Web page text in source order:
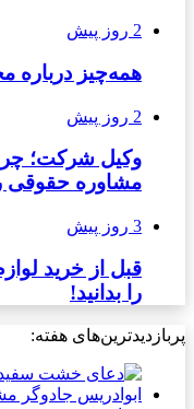
2 روز پیش
همه‌چیز درباره
2 روز پیش
وکیل شرکت؛
مشاوره حقوقی
3 روز پیش
قبل از خرید
را بدانید!
پربازدیدترین‌های هفته: